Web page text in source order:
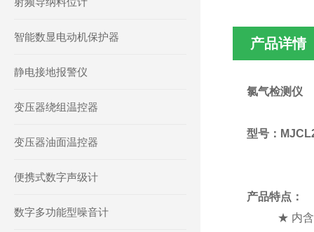
智能数显电动机保护器
静电接地报警仪
变压器绕组温控器
变压器油面温控器
便携式数字声级计
数字多功能型噪音计
产品详情
氯气检测仪
型号：
产品特点：
★ 内